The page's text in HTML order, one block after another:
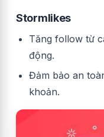
Stormlikes
Tăng follow từ
động.
Đảm bảo an
khoản.